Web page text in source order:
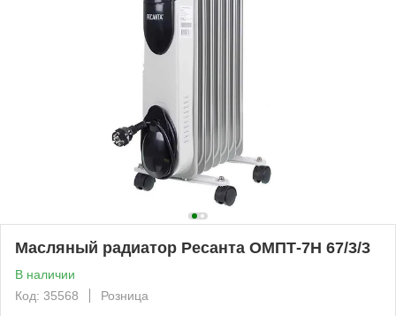
Масляный радиатор Ресанта ОМПТ-7Н 67/3/3
В наличии
Код: 35568
Розница